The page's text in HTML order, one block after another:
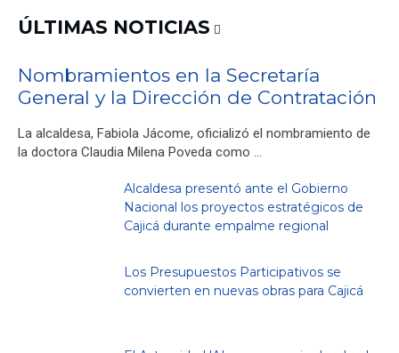
ÚLTIMAS NOTICIAS
Nombramientos en la Secretaría
General y la Dirección de Contratación
La alcaldesa, Fabiola Jácome, oficializó el nombramiento de
la doctora Claudia Milena Poveda como …
Alcaldesa presentó ante el Gobierno
Nacional los proyectos estratégicos de
Cajicá durante empalme regional
Los Presupuestos Participativos se
convierten en nuevas obras para Cajicá